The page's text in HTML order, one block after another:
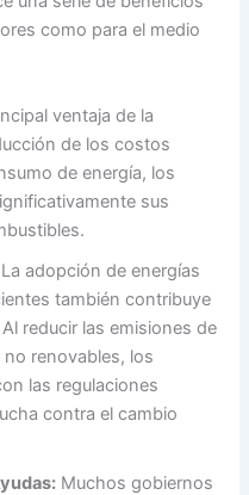
como para el medio
ventaja de la
de los costos
de energía, los
sus
La adopción de energías
también contribuye
reducir las emisiones de
renovables, los
las regulaciones
contra el cambio
Muchos gobiernos